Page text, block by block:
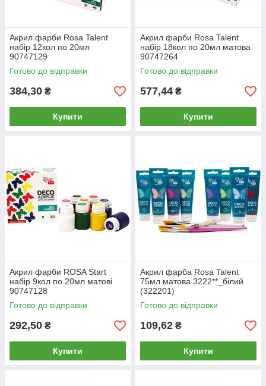
Акрил фарби Rosa Talent
набір 12кол по 20мл
90747129
Готово до відправки
384,30 ₴
Купити
Акрил фарби Rosa Talent
набір 18кол по 20мл матова
90747264
Готово до відправки
577,44 ₴
Купити
Акрил фарби ROSA Start
набір 9кол по 20мл матові
90747128
Готово до відправки
292,50 ₴
Купити
Акрил фарба Rosa Talent
75мл матова 3222**_білий
(322201)
Готово до відправки
109,62 ₴
Купити